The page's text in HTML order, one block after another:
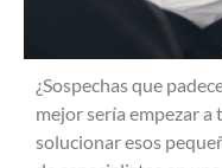
¿Sospechas que
mejor sería empezar
solucionar esos